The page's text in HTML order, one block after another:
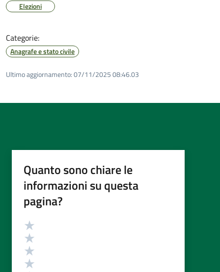
Elezioni
Categorie:
Anagrafe e stato civile
Ultimo aggiornamento:07/11/2025 08:46.03
Quanto sono chiare le
informazioni su questa
pagina?
Valutazione